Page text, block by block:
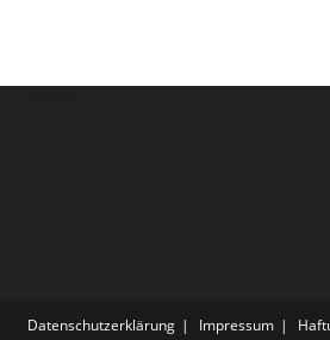
Datenschutzerklärung Impressum